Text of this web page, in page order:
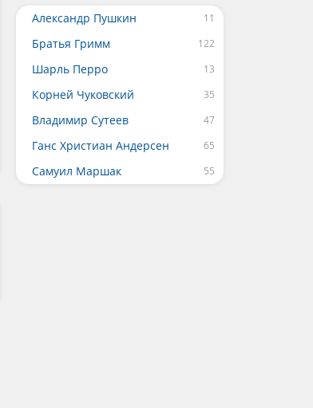
Александр Пушкин
Братья Гримм
Шарль Перро
Корней Чуковский
Владимир Сутеев
Ганс Христиан Андерсен
Самуил Маршак